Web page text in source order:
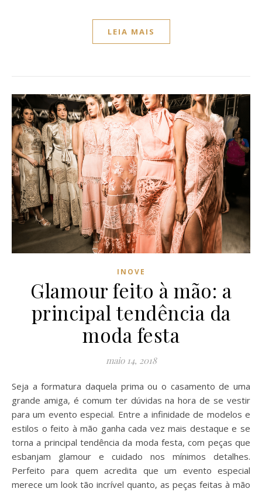
LEIA MAIS
INOVE
Glamour feito à mão: a
principal tendência da
moda festa
maio 14, 2018
Seja a formatura daquela prima ou o casamento de uma
grande amiga, é comum ter dúvidas na hora de se vestir
para um evento especial. Entre a infinidade de modelos e
estilos o feito à mão ganha cada vez mais destaque e se
torna a principal tendência da moda festa, com peças que
esbanjam glamour e cuidado nos mínimos detalhes.
Perfeito para quem acredita que um evento especial
merece um look tão incrível quanto, as peças feitas à mão